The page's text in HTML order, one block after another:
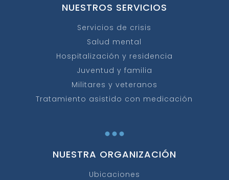
NUESTROS SERVICIOS
Servicios de crisis
Salud mental
Hospitalización y residencia
Juventud y familia
Militares y veteranos
Tratamiento asistido con medicación
...
NUESTRA ORGANIZACIÓN
Ubicaciones